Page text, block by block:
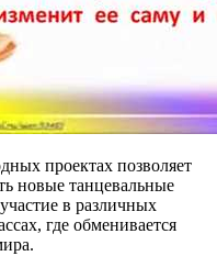
проектах позволяет
новые танцевальные
в различных
где обменивается